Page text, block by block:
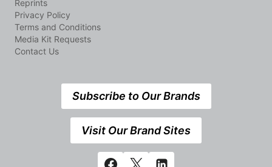
Reprints
Privacy Policy
Terms and Conditions
Media Kit Requests
Contact Us
Subscribe to Our Brands
Visit Our Brand Sites